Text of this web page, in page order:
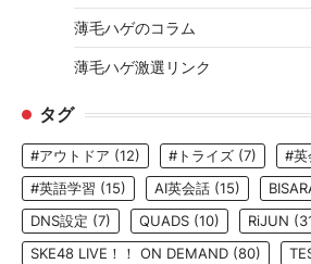
薄毛ハゲのコラム
薄毛ハゲ激選リンク
タグ
#アウトドア (12) #トライズ (7) #英
#英語学習 (15) AI英会話 (15)
DNS設定 (7) QUADS (10) RiJUN
SKE48 LIVE！！ ON DEMAND (80)